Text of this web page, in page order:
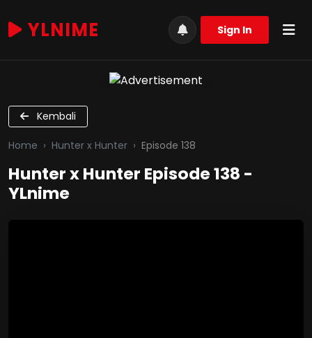
YLNIME Sign In
Kembali
Home Hunter x Hunter Episode 138
Hunter x Hunter Episode 138 -
YLnime